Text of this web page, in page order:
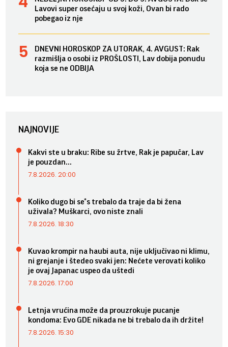
Lavovi super osećaju u svoj koži, Ovan bi rado
pobegao iz nje
DNEVNI HOROSKOP ZA UTORAK, 4. AVGUST: Rak
razmišlja o osobi iz PROŠLOSTI, Lav dobija ponudu
koja se ne ODBIJA
NAJNOVIJE
Kakvi ste u braku: Ribe su žrtve, Rak je papučar, Lav
je pouzdan...
7.8.2026. 20:00
Koliko dugo bi se*s trebalo da traje da bi žena
uživala? Muškarci, ovo niste znali
7.8.2026. 18:30
Kuvao krompir na haubi auta, nije uključivao ni klimu,
ni grejanje i štedeo svaki jen: Nećete verovati koliko
je ovaj Japanac uspeo da uštedi
7.8.2026. 17:00
Letnja vrućina može da prouzrokuje pucanje
kondoma: Evo GDE nikada ne bi trebalo da ih držite!
7.8.2026. 15:30